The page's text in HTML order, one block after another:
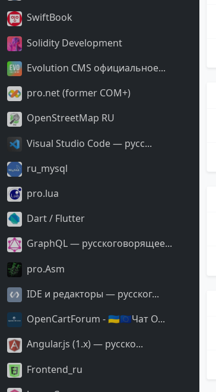
SwiftBook
Solidity Development
Evolution CMS официальное...
pro.net (former COM+)
OpenStreetMap RU
Visual Studio Code — русс...
ru_mysql
pro.lua
Dart / Flutter
GraphQL — русскоговорящее...
pro.Asm
IDE и редакторы — русског...
OpenCartForum - 🇺🇦🇪🇺Чат O...
Angular.js (1.x) — русско...
Frontend_ru